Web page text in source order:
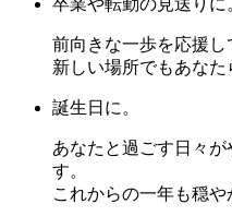
卒業や転勤の見送りに
前向きな一歩を応援し
新しい場所でもあなた
誕生日に。
あなたと過ごす日々
す。
これからの一年も穏や